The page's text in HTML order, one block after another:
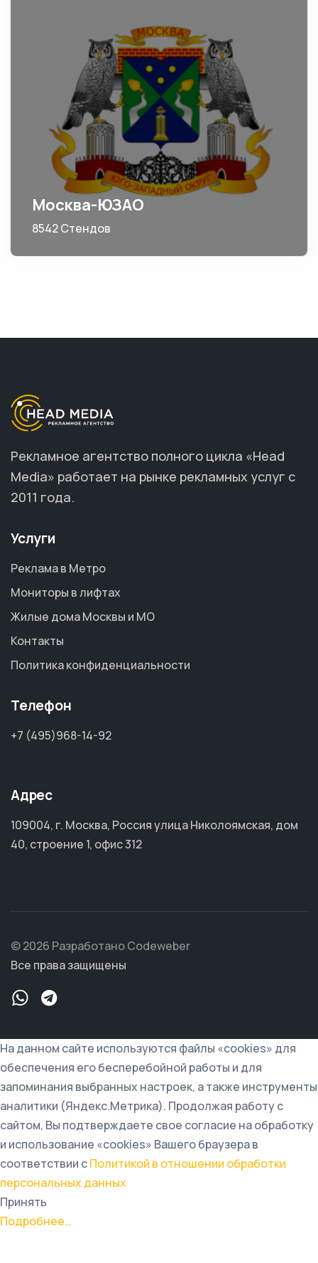
Москва-ЮЗАО
8542 Стендов
Рекламное агентство полного цикла «Head
Media» работает на рынке рекламных услуг с
2011 года.
Услуги
Реклама в Метро
Мониторы в лифтах
Жилые дома Москвы и МО
Контакты
Политика конфиденциальности
Телефон
+7 (495)968-14-92
Адрес
109004, г. Москва, Россия улица Николоямская, дом
40, строение 1, офис 312
© 2026 Разработано Codeweber
Все права защищены
На данном сайте используются файлы «cookies» для
обеспечения его бесперебойной работы и для
запоминания выбранных настроек, а также инструменты
аналитики (Яндекс.Метрика). Продолжая работу с
сайтом, Вы подтверждаете свое согласие на обработку
и использование «cookies» Вашего браузера в
соответствии сПолитикой в отношении обработки
персональных данных
Принять
Подробнее…